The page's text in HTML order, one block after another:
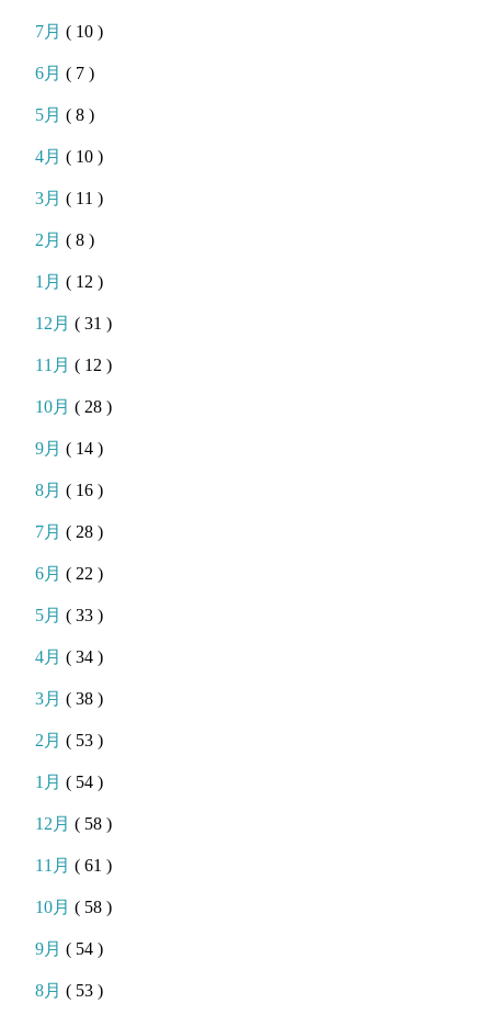
7月( 10 )
6月( 7 )
5月( 8 )
4月( 10 )
3月( 11 )
2月( 8 )
1月( 12 )
12月( 31 )
11月( 12 )
10月( 28 )
9月( 14 )
8月( 16 )
7月( 28 )
6月( 22 )
5月( 33 )
4月( 34 )
3月( 38 )
2月( 53 )
1月( 54 )
12月( 58 )
11月( 61 )
10月( 58 )
9月( 54 )
8月( 53 )